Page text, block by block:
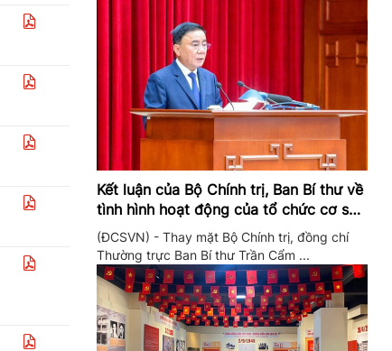
Kết luận của Bộ Chính trị, Ban Bí thư về
tình hình hoạt động của tổ chức cơ sở
đảng trong quý II/2026
(ĐCSVN) - Thay mặt Bộ Chính trị, đồng chí
Thường trực Ban Bí thư Trần Cẩm ...